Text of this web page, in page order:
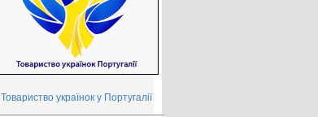
Товариство українок у Португалії